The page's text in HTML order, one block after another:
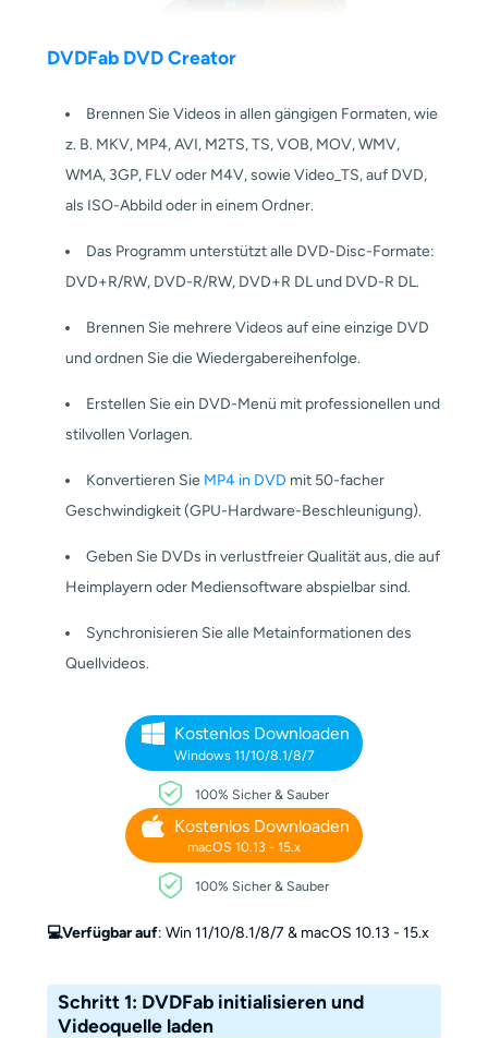
DVDFab DVD Creator
Brennen Sie Videos in allen gängigen Formaten, wie
z. B. MKV, MP4, AVI, M2TS, TS, VOB, MOV, WMV,
WMA, 3GP, FLV oder M4V, sowie Video_TS, auf DVD,
als ISO-Abbild oder in einem Ordner.
Das Programm unterstützt alle DVD-Disc-Formate:
DVD+R/RW, DVD-R/RW, DVD+R DL und DVD-R DL.
Brennen Sie mehrere Videos auf eine einzige DVD
und ordnen Sie die Wiedergabereihenfolge.
Erstellen Sie ein DVD-Menü mit professionellen und
stilvollen Vorlagen.
Konvertieren Sie MP4 in DVD mit 50-facher
Geschwindigkeit (GPU-Hardware-Beschleunigung).
Geben Sie DVDs in verlustfreier Qualität aus, die auf
Heimplayern oder Mediensoftware abspielbar sind.
Synchronisieren Sie alle Metainformationen des
Quellvideos.
Kostenlos Downloaden
Windows 11/10/8.1/8/7
100% Sicher & Sauber
Kostenlos Downloaden
macOS 10.13 - 15.x
100% Sicher & Sauber
💻Verfügbar auf: Win 11/10/8.1/8/7 & macOS 10.13 - 15.x
Schritt 1: DVDFab initialisieren und
Videoquelle laden